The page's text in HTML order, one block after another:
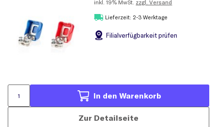
inkl. 19% MwSt. zzgl. Versand
Lieferzeit: 2-3 Werktage
Filialverfügbarkeit prüfen
In den Warenkorb
Zur Detailseite